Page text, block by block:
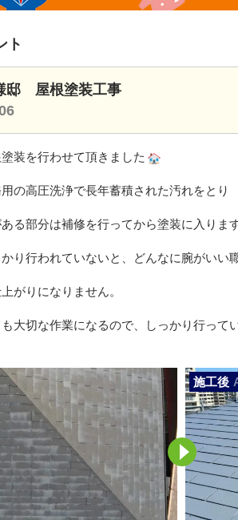
ト
邸 屋根塗装工事
装を行わせて頂きました
の高圧洗浄で長年蓄積された汚れをとり
る部分は補修を行ってから塗装に入りま
り行われていないと、どんなに腕がいい
がりになりません。
大切な作業になるので、しっかり行って
施工後